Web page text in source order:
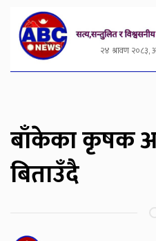
२४ श्रावण २०८३,
बाँकेका कृषक
बिताउँदै